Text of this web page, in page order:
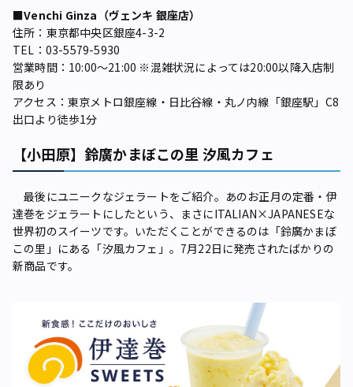
■Venchi Ginza（ヴェンキ 銀座店）
住所：東京都中央区銀座4-3-2
TEL：03-5579-5930
営業時間：10:00～21:00 ※混雑状況によっては20:00以降入店制
限あり
アクセス：東京メトロ銀座線・日比谷線・丸ノ内線「銀座駅」C8
出口より徒歩1分
【小田原】鈴廣かまぼこの里 汐風カフェ
最後にユニークなジェラートをご紹介。あのお正月の定番・伊
達巻をジェラートにしたという、まさにITALIAN×JAPANESEな
世界初のスイーツです。いただくことができるのは「鈴廣かまぼ
この里」にある「汐風カフェ」。7月22日に発売されたばかりの
新商品です。